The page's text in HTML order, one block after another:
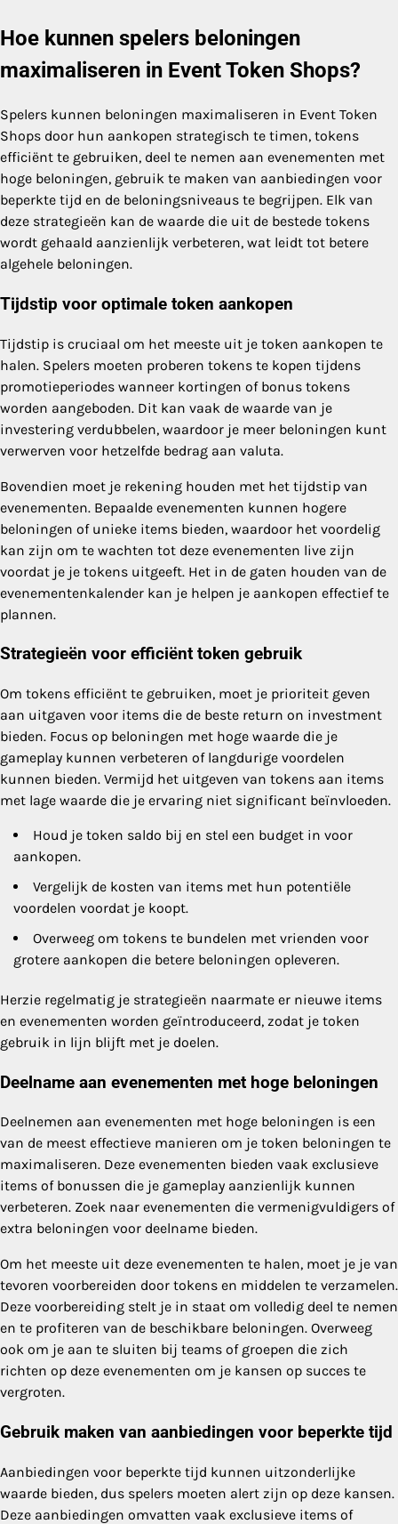
Hoe kunnen spelers beloningen
maximaliseren in Event Token Shops?
Spelers kunnen beloningen maximaliseren in Event Token
Shops door hun aankopen strategisch te timen, tokens
efficiënt te gebruiken, deel te nemen aan evenementen met
hoge beloningen, gebruik te maken van aanbiedingen voor
beperkte tijd en de beloningsniveaus te begrijpen. Elk van
deze strategieën kan de waarde die uit de bestede tokens
wordt gehaald aanzienlijk verbeteren, wat leidt tot betere
algehele beloningen.
Tijdstip voor optimale token aankopen
Tijdstip is cruciaal om het meeste uit je token aankopen te
halen. Spelers moeten proberen tokens te kopen tijdens
promotieperiodes wanneer kortingen of bonus tokens
worden aangeboden. Dit kan vaak de waarde van je
investering verdubbelen, waardoor je meer beloningen kunt
verwerven voor hetzelfde bedrag aan valuta.
Bovendien moet je rekening houden met het tijdstip van
evenementen. Bepaalde evenementen kunnen hogere
beloningen of unieke items bieden, waardoor het voordelig
kan zijn om te wachten tot deze evenementen live zijn
voordat je je tokens uitgeeft. Het in de gaten houden van de
evenementenkalender kan je helpen je aankopen effectief te
plannen.
Strategieën voor efficiënt token gebruik
Om tokens efficiënt te gebruiken, moet je prioriteit geven
aan uitgaven voor items die de beste return on investment
bieden. Focus op beloningen met hoge waarde die je
gameplay kunnen verbeteren of langdurige voordelen
kunnen bieden. Vermijd het uitgeven van tokens aan items
met lage waarde die je ervaring niet significant beïnvloeden.
Houd je token saldo bij en stel een budget in voor
aankopen.
Vergelijk de kosten van items met hun potentiële
voordelen voordat je koopt.
Overweeg om tokens te bundelen met vrienden voor
grotere aankopen die betere beloningen opleveren.
Herzie regelmatig je strategieën naarmate er nieuwe items
en evenementen worden geïntroduceerd, zodat je token
gebruik in lijn blijft met je doelen.
Deelname aan evenementen met hoge beloningen
Deelnemen aan evenementen met hoge beloningen is een
van de meest effectieve manieren om je token beloningen te
maximaliseren. Deze evenementen bieden vaak exclusieve
items of bonussen die je gameplay aanzienlijk kunnen
verbeteren. Zoek naar evenementen die vermenigvuldigers of
extra beloningen voor deelname bieden.
Om het meeste uit deze evenementen te halen, moet je je van
tevoren voorbereiden door tokens en middelen te verzamelen.
Deze voorbereiding stelt je in staat om volledig deel te nemen
en te profiteren van de beschikbare beloningen. Overweeg
ook om je aan te sluiten bij teams of groepen die zich
richten op deze evenementen om je kansen op succes te
vergroten.
Gebruik maken van aanbiedingen voor beperkte tijd
Aanbiedingen voor beperkte tijd kunnen uitzonderlijke
waarde bieden, dus spelers moeten alert zijn op deze kansen.
Deze aanbiedingen omvatten vaak exclusieve items of